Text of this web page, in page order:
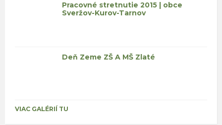
Pracovné stretnutie 2015 | obce
Sveržov-Kurov-Tarnov
Deň Zeme ZŠ A MŠ Zlaté
VIAC GALÉRIÍ TU